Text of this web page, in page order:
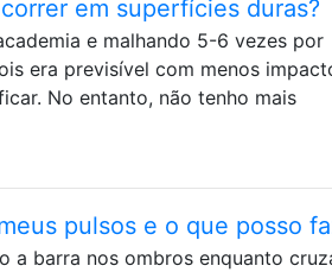
em superfícies duras?
e malhando 5-6 vezes por
era previsível com menos
No entanto, não tenho mais
pulsos e o que posso
a barra nos ombros enquanto